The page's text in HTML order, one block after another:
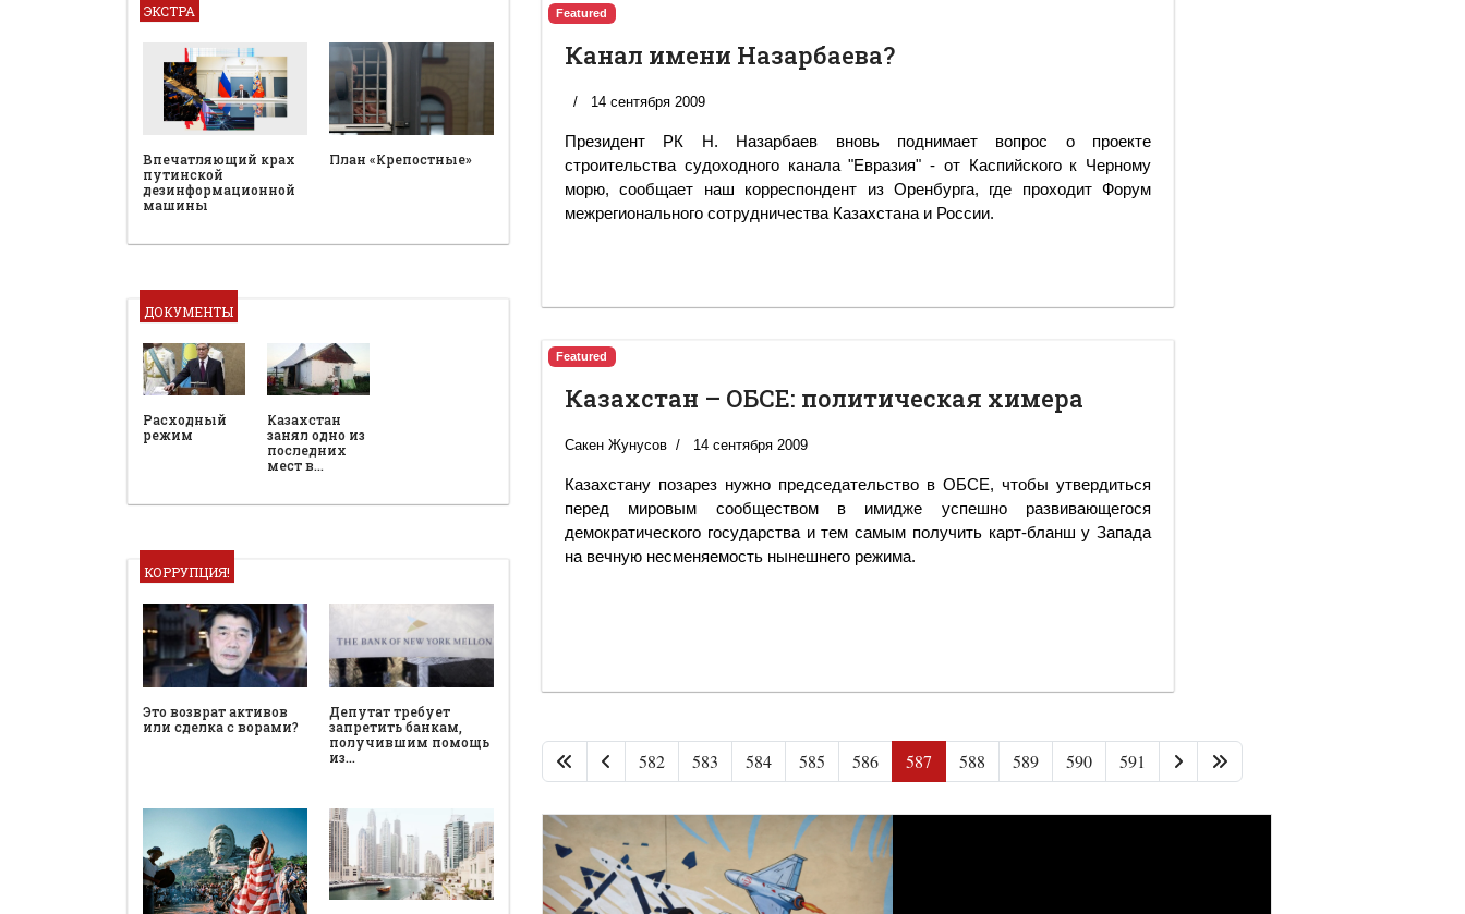
ЭКСТРА
Впечатляющий крах
путинской
дезинформационной
машины
План «Крепостные»
ДОКУМЕНТЫ
Расходный
режим
Казахстан
занял одно из
последних
мест в…
КОРРУПЦИЯ!
Это возврат активов
или сделка с ворами?
Депутат требует
запретить банкам,
получившим помощь
из…
Featured
Канал имени Назарбаева?
14 сентября 2009
Президент РК Н. Назарбаев вновь поднимает вопрос о проекте
строительства судоходного канала "Евразия" - от Каспийского к Черному
морю, сообщает наш корреспондент из Оренбурга, где проходит Форум
межрегионального сотрудничества Казахстана и России.
Featured
Казахстан – ОБСЕ: политическая химера
Сакен Жунусов 14 сентября 2009
Казахстану позарез нужно председательство в ОБСЕ, чтобы утвердиться
перед мировым сообществом в имидже успешно развивающегося
демократического государства и тем самым получить карт-бланш у Запада
на вечную несменяемость нынешнего режима.
Страница 587 из 603
582 583 584 585 586 587 588 589 590 591